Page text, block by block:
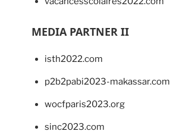
MEDIA PARTNER II
isth2022.com
p2b2pabi2023-makassar.com
wocfparis2023.org
sinc2023.com